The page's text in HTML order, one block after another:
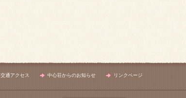
交通アクセス 中心荘からのお知らせ リンクページ